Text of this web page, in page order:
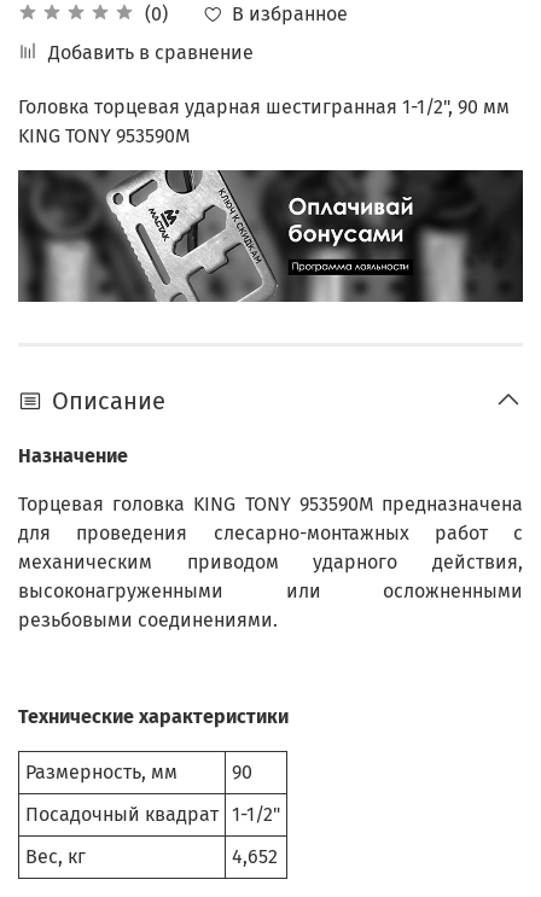
(0)
В избранное
Добавить в сравнение
Головка торцевая ударная шестигранная 1-1/2", 90 мм
KING TONY 953590M
Описание
Назначение
Торцевая головка KING TONY 953590M предназначена
для проведения слесарно-монтажных работ с
механическим приводом ударного действия,
высоконагруженными или осложненными
резьбовыми соединениями.
Технические характеристики
Размерность, мм
90
Посадочный квадрат 1-1/2"
Вес, кг
4,652